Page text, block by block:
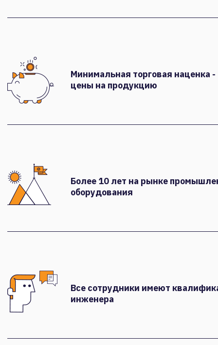
Минимальная торговая наценка
цены на продукцию
Более 10 лет на рынке
оборудования
Все сотрудники имеют
инженера